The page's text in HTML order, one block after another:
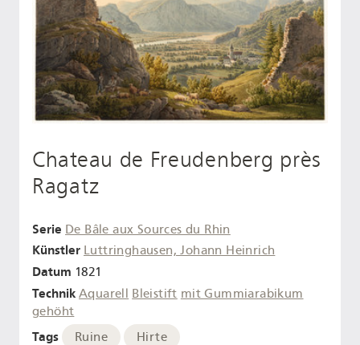
Chateau de Freudenberg près
Ragatz
Serie De Bâle aux Sources du Rhin
Künstler Luttringhausen, Johann Heinrich
Datum 1821
Technik Aquarell Bleistift mit Gummiarabikum
gehöht
Tags Ruine Hirte